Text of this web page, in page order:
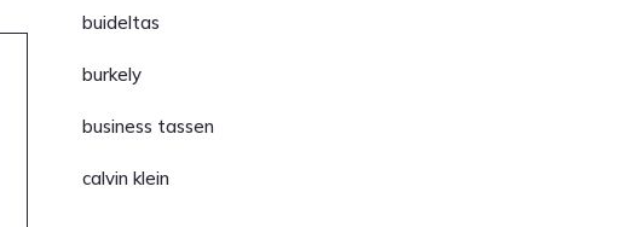
buideltas
burkely
business tassen
calvin klein